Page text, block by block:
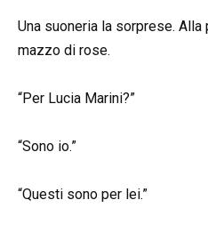
Una suoneria la sorprese. Alla
mazzo di rose.
“Per Lucia Marini?”
“Sono io.”
“Questi sono per lei.”